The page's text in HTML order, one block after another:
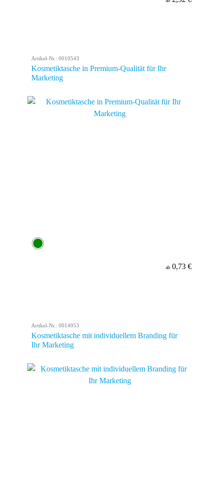
Artikel-Nr.: 0010543
Kosmetiktasche in Premium-Qualität für Ihr
Marketing
ab 0,73 €
Artikel-Nr.: 0014953
Kosmetiktasche mit individuellem Branding für
Ihr Marketing